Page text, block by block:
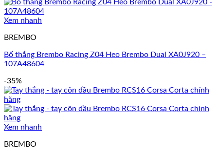
Xem nhanh
BREMBO
Bố thắng Brembo Racing Z04 Heo Brembo Dual XA0J920 –
107A48604
-35%
Xem nhanh
BREMBO